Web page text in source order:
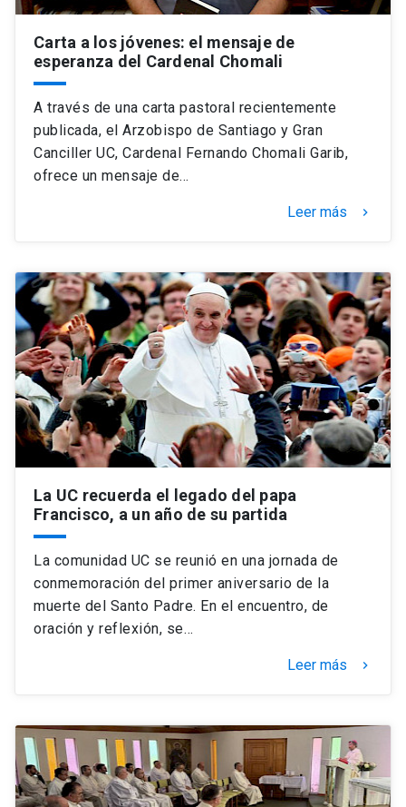
Carta a los jóvenes: el mensaje de
esperanza del Cardenal Chomali
A través de una carta pastoral recientemente
publicada, el Arzobispo de Santiago y Gran
Canciller UC, Cardenal Fernando Chomali Garib,
ofrece un mensaje de…
Leer más keyboard_arrow_right
La UC recuerda el legado del papa
Francisco, a un año de su partida
La comunidad UC se reunió en una jornada de
conmemoración del primer aniversario de la
muerte del Santo Padre. En el encuentro, de
oración y reflexión, se…
Leer más keyboard_arrow_right